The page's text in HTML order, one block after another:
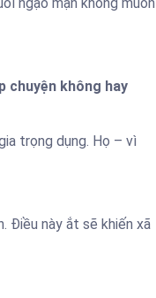
chuyện không hay
trọng dụng. Họ – vì
Điều này ắt sẽ khiến xã